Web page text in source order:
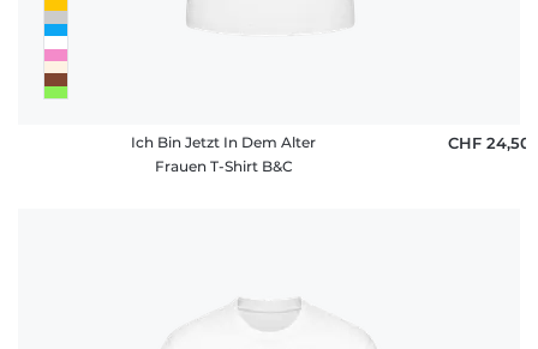
Ich Bin Jetzt In Dem Alter
Frauen T-Shirt B&C
CHF 24,50